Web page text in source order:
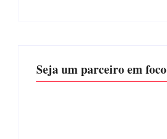
Seja um parceiro em foco